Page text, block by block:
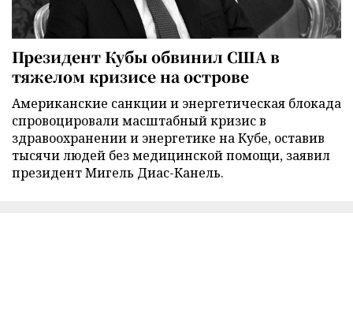
Президент Кубы обвинил США в
тяжелом кризисе на острове
Американские санкции и энергетическая блокада
спровоцировали масштабный кризис в
здравоохранении и энергетике на Кубе, оставив
тысячи людей без медицинской помощи, заявил
президент Мигель Диас-Канель.